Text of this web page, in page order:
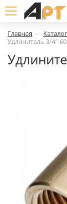
Главная — Каталог
Удлинитель 3/4"-